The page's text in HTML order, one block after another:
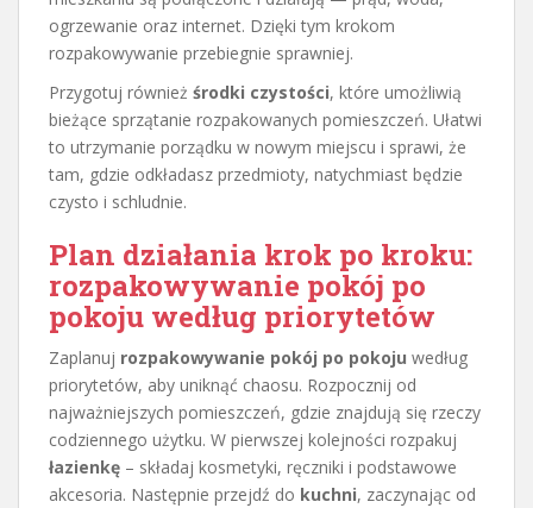
ogrzewanie oraz internet. Dzięki tym krokom
rozpakowywanie przebiegnie sprawniej.
Przygotuj również środki czystości, które umożliwią
bieżące sprzątanie rozpakowanych pomieszczeń. Ułatwi
to utrzymanie porządku w nowym miejscu i sprawi, że
tam, gdzie odkładasz przedmioty, natychmiast będzie
czysto i schludnie.
Plan działania krok po kroku:
rozpakowywanie pokój po
pokoju według priorytetów
Zaplanuj rozpakowywanie pokój po pokoju według
priorytetów, aby uniknąć chaosu. Rozpocznij od
najważniejszych pomieszczeń, gdzie znajdują się rzeczy
codziennego użytku. W pierwszej kolejności rozpakuj
łazienkę – składaj kosmetyki, ręczniki i podstawowe
akcesoria. Następnie przejdź do kuchni, zaczynając od